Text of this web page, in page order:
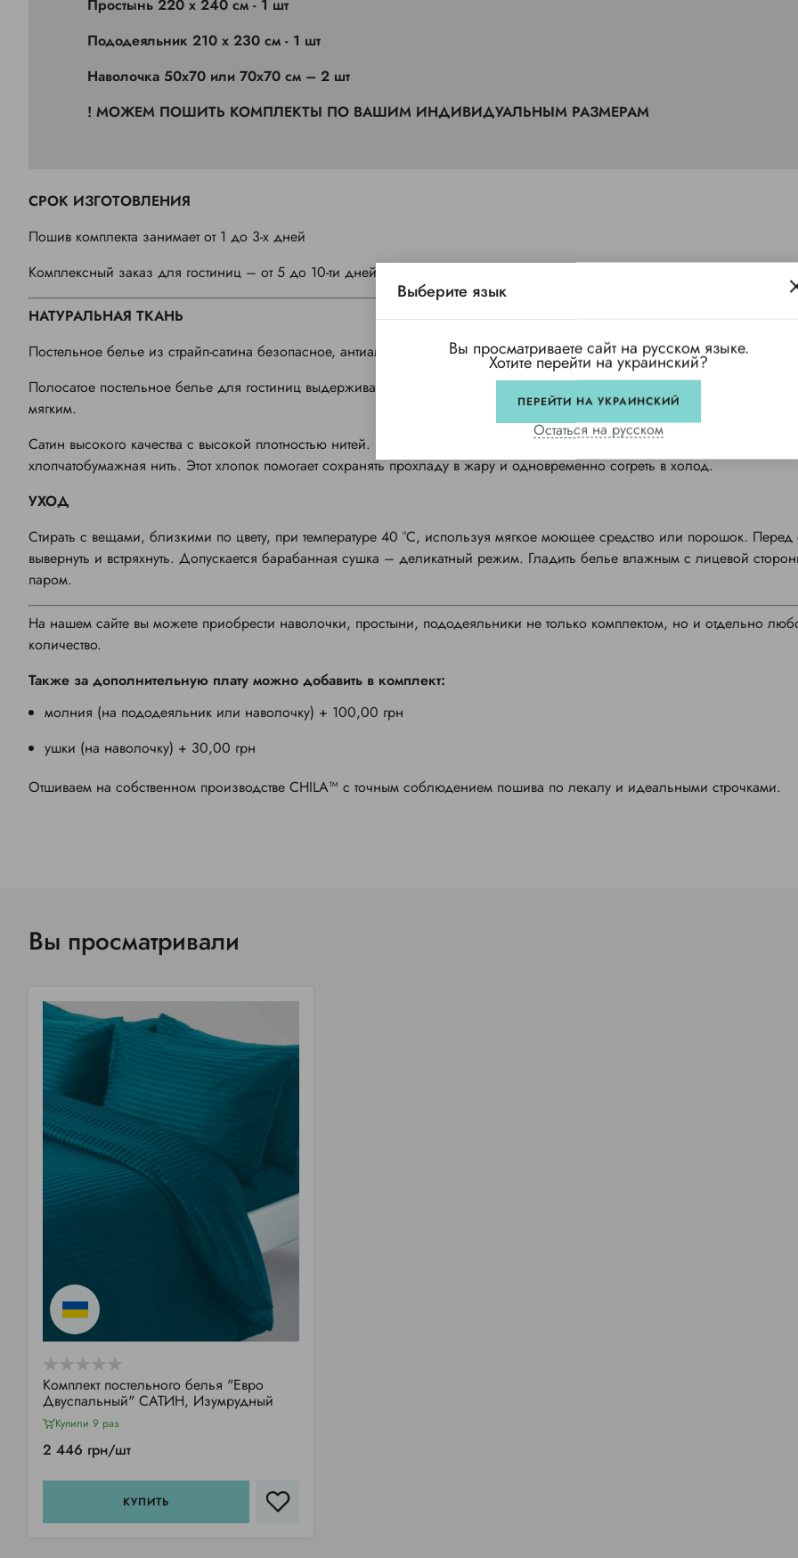
Простынь 220 х 240 см - 1 шт
Пододеяльник 210 х 230 см - 1 шт
Наволочка 50х70 или 70х70 см – 2 шт
! МОЖЕМ ПОШИТЬ КОМПЛЕКТЫ ПО ВАШИМ ИНДИВИДУАЛЬНЫМ РАЗМЕРАМ
СРОК ИЗГОТОВЛЕНИЯ
Пошив комплекта занимает от 1 до 3-х дней
Комплексный заказ для гостиниц – от 5 до 10-ти дней (в зависимости от загруженности производства)
НАТУРАЛЬНАЯ ТКАНЬ
Постельное белье из страйп-сатина безопасное, антиаллергенное, гигроскопичное, долго сохраняет цвет и не садится.
Полосатое постельное белье для гостиниц выдерживает более 300 стирок без потери качества, а со временем
мягким.
Сатин высокого качества с высокой плотностью нитей. При производстве данного сатина используется
хлопчатобумажная нить. Этот хлопок помогает сохранять прохладу в жару и одновременно согреть в холод.
УХОД
Стирать с вещами, близкими по цвету, при температуре 40 °С, используя мягкое моющее средство или порошок. Перед
вывернуть и встряхнуть. Допускается барабанная сушка – деликатный режим. Гладить белье влажным с лицевой
паром.
На нашем сайте вы можете приобрести наволочки, простыни, пододеяльники не только комплектом, но и отдельно
количество.
Также за дополнительную плату можно добавить в комплект:
молния (на пододеяльник или наволочку) + 100,00 грн
ушки (на наволочку) + 30,00 грн
Отшиваем на собственном производстве CHILA™ с точным соблюдением пошива по лекалу и идеальными строчками.
Вы просматривали
Комплект постельного белья "Евро
Двуспальный" САТИН, Изумрудный
Купили 9 раз
2 446 грн/шт
КУПИТЬ
Выберите язык
Вы просматриваете сайт на русском языке.
Хотите перейти на украинский?
ПЕРЕЙТИ НА УКРАИНСКИЙ
Остаться на русском